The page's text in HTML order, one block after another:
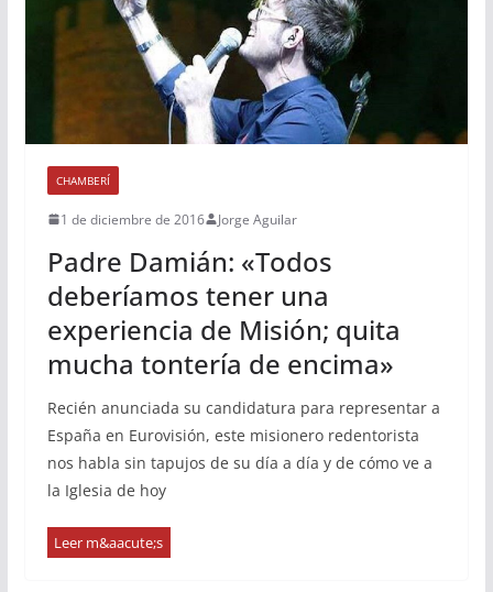
CHAMBERÍ
1 de diciembre de 2016 Jorge Aguilar
Padre Damián: «Todos
deberíamos tener una
experiencia de Misión; quita
mucha tontería de encima»
Recién anunciada su candidatura para representar a
España en Eurovisión, este misionero redentorista
nos habla sin tapujos de su día a día y de cómo ve a
la Iglesia de hoy